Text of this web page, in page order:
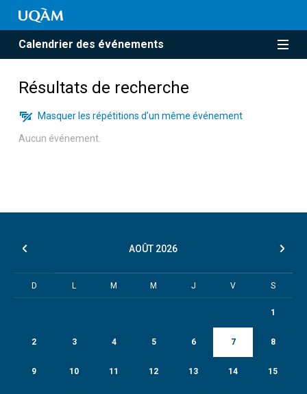
Calendrier des événements
Résultats de recherche
Masquer les répétitions d’un même événement
Aucun événement.
AOÛT 2026
D L M M J V S
1
2 3 4 5 6 7 8
9 10 11 12 13 14 15